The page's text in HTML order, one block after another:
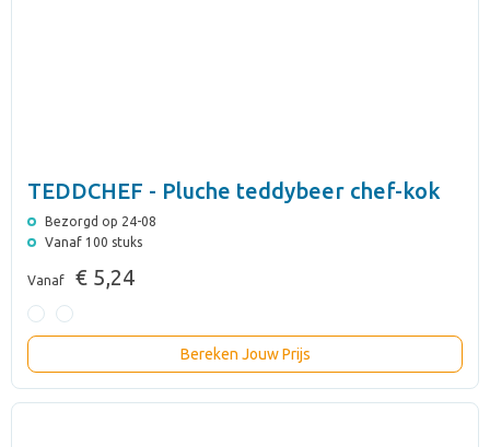
TEDDCHEF - Pluche teddybeer chef-kok
Bezorgd op 24-08
Vanaf 100 stuks
Vanaf € 5,24
Bereken Jouw Prijs